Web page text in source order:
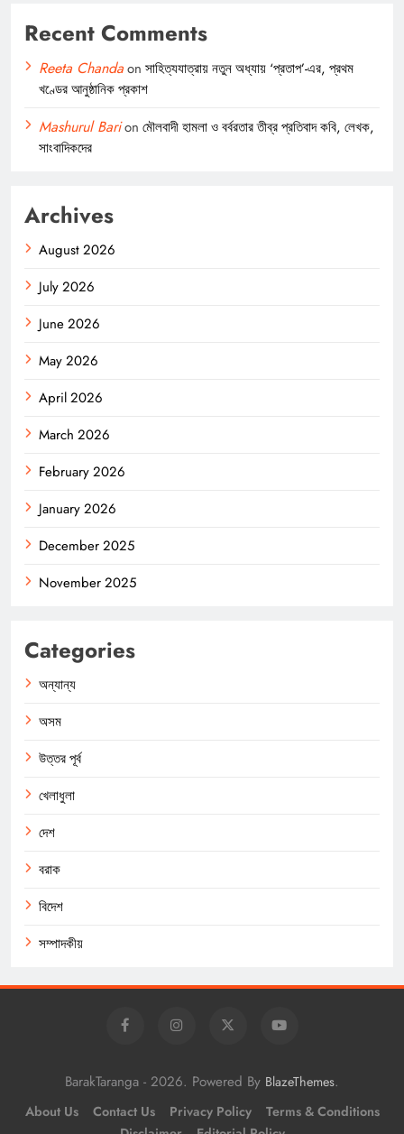
Recent Comments
Reeta Chandaon সাহিত্যযাত্রায় নতুন অধ্যায় ‘প্রতাপ’-এর, প্রথম
খণ্ডের আনুষ্ঠানিক প্রকাশ
Mashurul Barion মৌলবাদী হামলা ও বর্বরতার তীব্র প্রতিবাদ কবি, লেখক,
সাংবাদিকদের
Archives
August 2026
July 2026
June 2026
May 2026
April 2026
March 2026
February 2026
January 2026
December 2025
November 2025
Categories
অন্যান্য
অসম
উত্তর পূর্ব
খেলাধুলা
দেশ
বরাক
বিদেশ
সম্পাদকীয়
BarakTaranga - 2026. Powered By BlazeThemes.
About Us Contact Us Privacy Policy
Terms & Conditions